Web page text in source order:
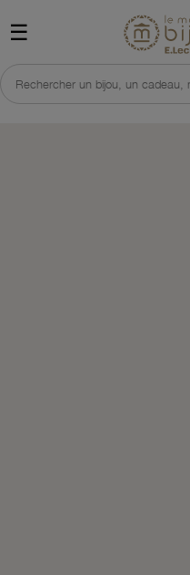
☰
Rechercher un bijou, un cadeau,